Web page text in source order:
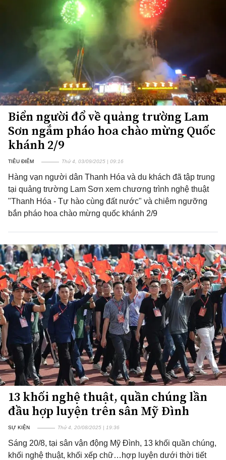
Biển người đổ về quảng trường Lam
Sơn ngắm pháo hoa chào mừng Quốc
khánh 2/9
TIÊU ĐIỂM Thứ 4, 03/09/2025 | 09:16
Hàng vạn người dân Thanh Hóa và du khách đã tập trung
tại quảng trường Lam Sơn xem chương trình nghệ thuật
"Thanh Hóa - Tự hào cùng đất nước" và chiêm ngưỡng
bắn pháo hoa chào mừng quốc khánh 2/9
13 khối nghệ thuật, quần chúng lần
đầu hợp luyện trên sân Mỹ Đình
SỰ KIỆN Thứ 4, 20/08/2025 | 19:36
Sáng 20/8, tại sân vận động Mỹ Đình, 13 khối quần chúng,
khối nghệ thuật, khối xếp chữ…hợp luyện dưới thời tiết